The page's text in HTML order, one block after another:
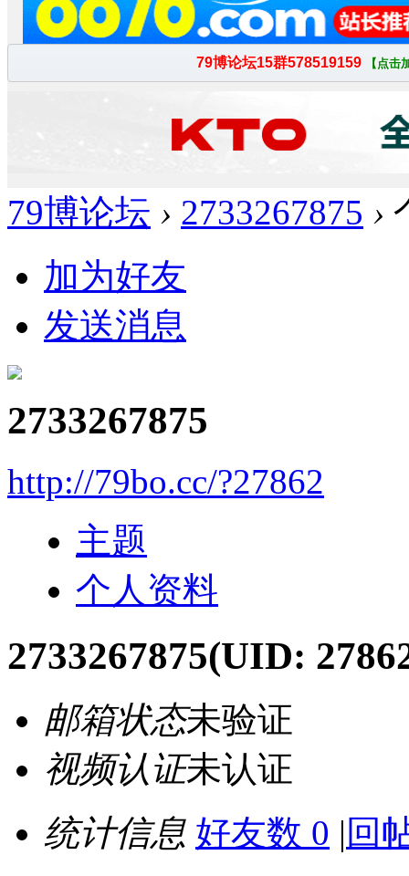
79博论坛 › 2733267875 ›
加为好友
发送消息
2733267875
http://79bo.cc/?27862
主题
个人资料
2733267875(UID:
邮箱状态未验证
视频认证未认证
统计信息 好友数 0 | 回